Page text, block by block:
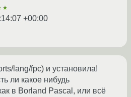
+00:00
lang/fpc) и установила!
ли какое нибудь
в Borland Pascal, или всё